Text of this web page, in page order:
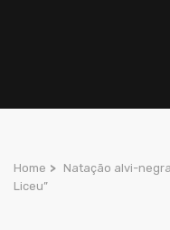
Home > Natação alvi-
Liceu”